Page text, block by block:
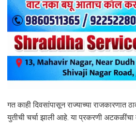
गत काही दिवसांपासून राज्याच्या राजकारणात
युतीची चर्चा झाली आहे. या प्रकरणी अटकळींचा